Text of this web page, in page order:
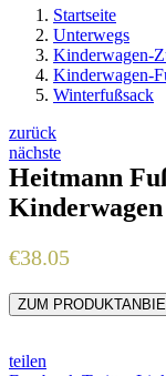
Startseite
Unterwegs
Kinderwagen-
Kinderwagen-
Winterfußsack
zurück
nächste
Heitmann
€38.05
ZUM
teilen